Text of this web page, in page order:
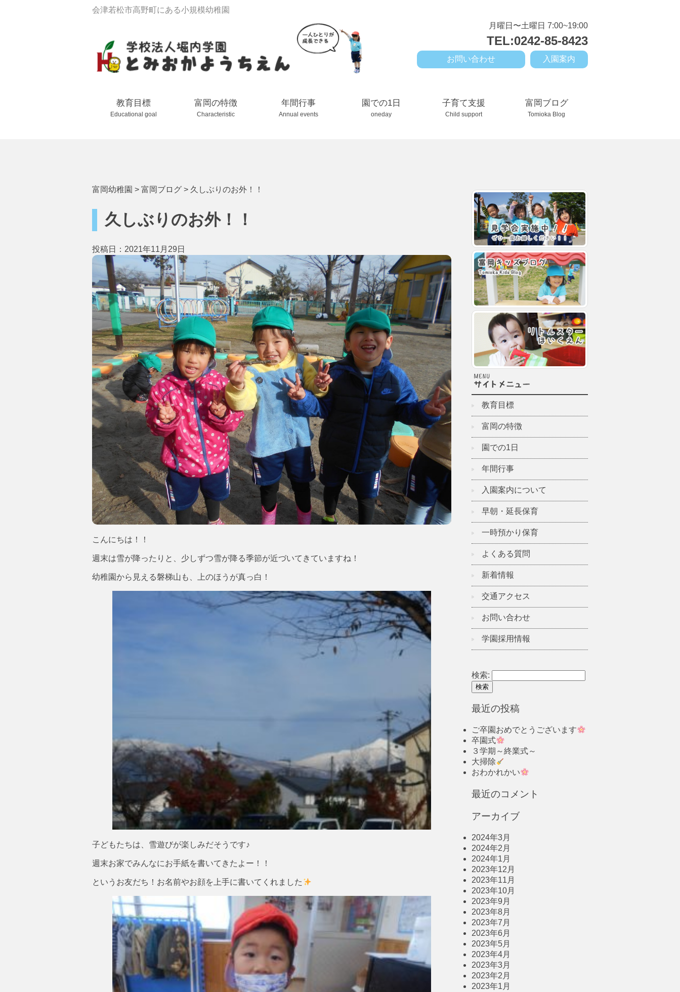
会津若松市高野町にある小規模幼稚園
月曜日〜土曜日 7:00~19:00
TEL:0242-85-8423
入園案内
お問い合わせ
教育目標
Educational goal
富岡の特徴
Characteristic
年間行事
Annual events
園での1日
oneday
子育て支援
Child support
富岡ブログ
Tomioka Blog
富岡幼稚園 > 富岡ブログ > 久しぶりのお外！！
久しぶりのお外！！
投稿日：2021年11月29日
こんにちは！！
週末は雪が降ったりと、少しずつ雪が降る季節が近づいてきていますね！
幼稚園から見える磐梯山も、上のほうが真っ白！
子どもたちは、雪遊びが楽しみだそうです♪
週末お家でみんなにお手紙を書いてきたよー！！
というお友だち！お名前やお顔を上手に書いてくれました
教育目標
富岡の特徴
園での1日
年間行事
入園案内について
早朝・延長保育
一時預かり保育
よくある質問
新着情報
交通アクセス
お問い合わせ
学園採用情報
検索:
最近の投稿
ご卒園おめでとうございます
卒園式
３学期～終業式～
大掃除
おわかれかい
最近のコメント
アーカイブ
2024年3月
2024年2月
2024年1月
2023年12月
2023年11月
2023年10月
2023年9月
2023年8月
2023年7月
2023年6月
2023年5月
2023年4月
2023年3月
2023年2月
2023年1月